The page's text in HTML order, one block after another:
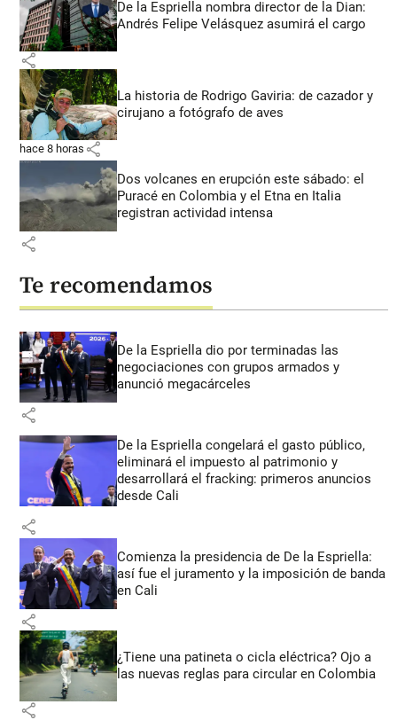
De la Espriella nombra director de la Dian:
Andrés Felipe Velásquez asumirá el cargo
share
La historia de Rodrigo Gaviria: de cazador y
cirujano a fotógrafo de aves
hace 8 horas share
Dos volcanes en erupción este sábado: el
Puracé en Colombia y el Etna en Italia
registran actividad intensa
share
Te recomendamos
De la Espriella dio por terminadas las
negociaciones con grupos armados y
anunció megacárceles
share
De la Espriella congelará el gasto público,
eliminará el impuesto al patrimonio y
desarrollará el fracking: primeros anuncios
desde Cali
share
Comienza la presidencia de De la Espriella:
así fue el juramento y la imposición de banda
en Cali
share
¿Tiene una patineta o cicla eléctrica? Ojo a
las nuevas reglas para circular en Colombia
share